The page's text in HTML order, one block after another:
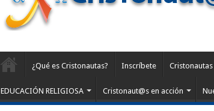
¿Qué es Cristonautas? Inscríbete
EDUCACIÓN RELIGIOSA Cristonaut@s en acción